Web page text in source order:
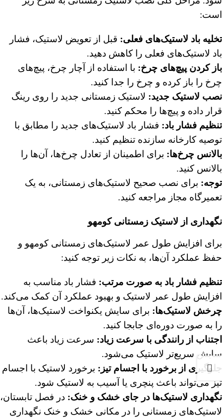
است:
تخلیه باد لاستیک‌های فعلی: قبل از تعویض لاستیک، فشار
باد لاستیک‌های فعلی را کاهش دهید.
باز کردن پیچ‌های چرخ: با استفاده از آچار چرخ، پیچ‌های
چرخ را باز کرده و چرخ را جدا کنید.
نصب لاستیک جدید: لاستیک زمستانی جدید را روی رینگ
قرار داده و پیچ‌ها را محکم کنید.
تنظیم فشار باد: فشار باد لاستیک‌های جدید را مطابق با
توصیه کارخانه سازنده تنظیم کنید.
بالانس چرخ‌ها: برای اطمینان از تعادل چرخ‌ها، آن‌ها را
بالانس کنید.
توجه: برای نصب صحیح لاستیک‌های زمستانی، به یک
تعمیرگاه مجاز مراجعه کنید.
نگهداری از لاستیک زمستانی کومهو
برای افزایش طول عمر لاستیک‌های زمستانی کومهو و
حفظ عملکرد آن‌ها، به نکات زیر توجه کنید:
تنظیم فشار باد به صورت مرتب: فشار باد مناسب به
افزایش طول عمر لاستیک و بهبود عملکرد آن کمک می‌کند.
چرخش لاستیک‌ها: برای سایش یکنواخت لاستیک‌ها، آن‌ها
را به صورت دوره‌ای جابجا کنید.
اجتناب از رانندگی با سرعت زیاد: سرعت زیاد باعث
سایش سریع‌تر لاستیک می‌شود.
جلوگیری از برخورد با اجسام تیز : برخورد لاستیک با اجسام
تیز می‌تواند باعث پنچری یا آسیب به لاستیک شود.
نگهداری لاستیک‌ها در جای خشک و خنک: در فصل تابستان،
لاستیک‌های زمستانی را در مکانی خشک و خنک نگهداری